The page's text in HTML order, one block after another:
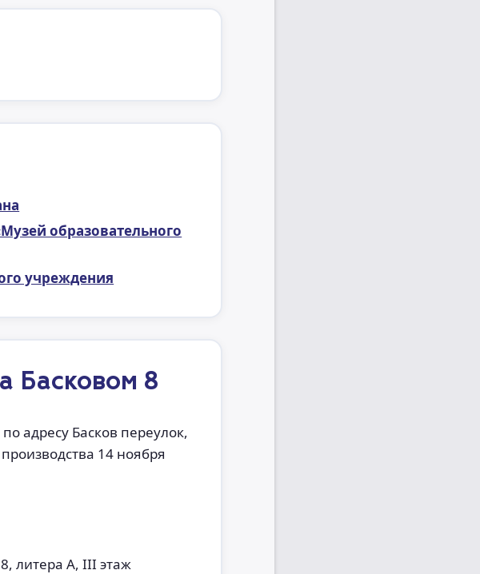
образовательного
учреждения
Басковом 8
адресу Басков переулок,
14 ноября
литера А, III этаж